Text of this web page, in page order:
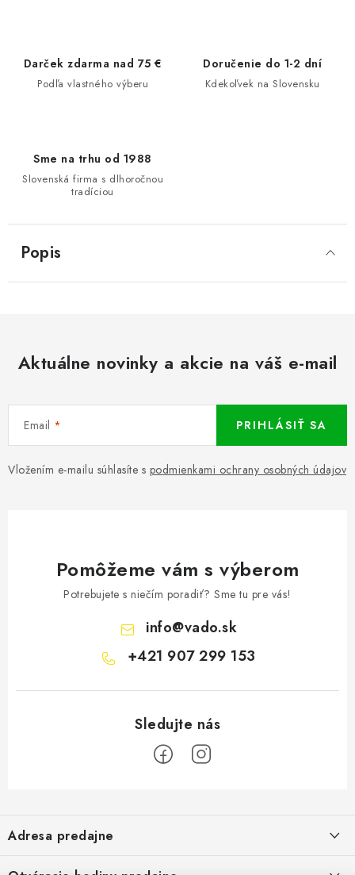
Darček zdarma nad 75 €
Podľa vlastného výberu
Doručenie do 1-2 dní
Kdekoľvek na Slovensku
Sme na trhu od 1988
Slovenská firma s dlhoročnou
tradíciou
Popis
Aktuálne novinky a akcie na váš e-mail
Email
Vložením e-mailu súhlasíte s podmienkami ochrany osobných údajov
PRIHLÁSIŤ SA
Pomôžeme vám s výberom
Potrebujete s niečím poradiť? Sme tu pre vás!
info@vado.sk
+421 907 299 153
p
ä
Adresa predajne